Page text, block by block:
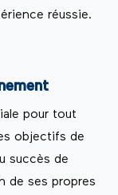
réussie.
pour tout
objectifs de
succès de
de ses propres